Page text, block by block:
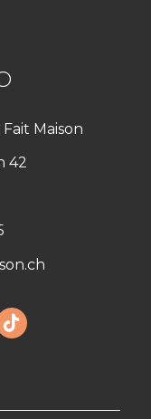
Maison
42